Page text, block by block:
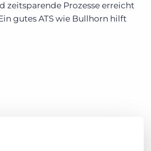
zeitsparende Prozesse erreicht
gutes ATS wie Bullhorn hilft